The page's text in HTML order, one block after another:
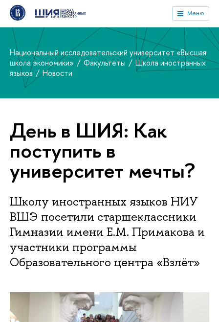
Меню
Национальный исследовательский университет «Высшая
школа экономики»
Факультеты
Школа иностранных
языков
Новости
День в ШИЯ: Как
поступить в
университет мечты?
Школу иностранных языков НИУ
ВШЭ посетили старшеклассники
Гимназии имени Е.М. Примакова и
участники программы
Образовательного центра «Взлёт»